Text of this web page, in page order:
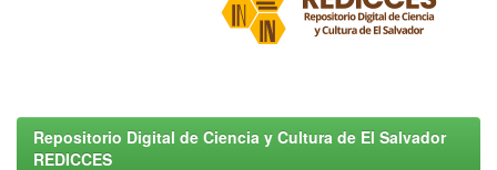
Repositorio Digital de Ciencia y Cultura de El Salvador
REDICCES